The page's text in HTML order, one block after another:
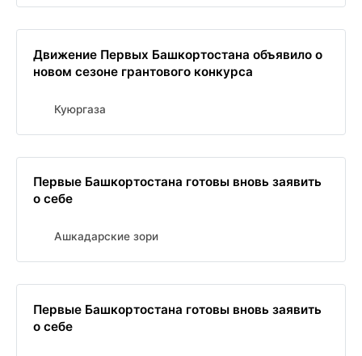
Движение Первых Башкортостана объявило о
новом сезоне грантового конкурса
Куюргаза
Первые Башкортостана готовы вновь заявить
о себе
Ашкадарские зори
Первые Башкортостана готовы вновь заявить
о себе